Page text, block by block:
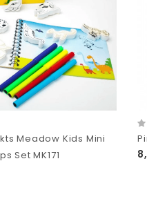
Meadow Kids Mini
Set MK171